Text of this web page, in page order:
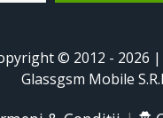
© 2012 - 2026
Glassgsm Mobile